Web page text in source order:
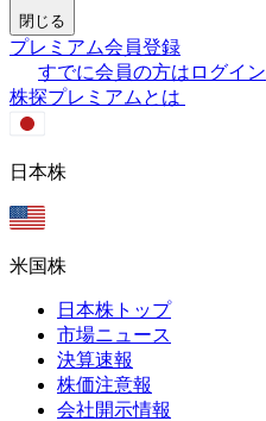
閉じる
プレミアム会員登録
すでに会員の方はログイン
株探プレミアムとは
日本株
米国株
日本株トップ
市場ニュース
決算速報
株価注意報
会社開示情報